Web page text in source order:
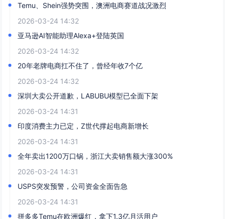
Temu、Shein强势突围，澳洲电商赛道战况激烈
2026-03-24 14:32
亚马逊AI智能助理Alexa+登陆英国
2026-03-24 14:32
20年老牌电商扛不住了，曾经年收7个亿
2026-03-24 14:32
深圳大卖公开道歉，LABUBU模型已全面下架
2026-03-24 14:31
印度消费主力已定，Z世代撑起电商新增长
2026-03-24 14:31
全年卖出1200万口锅，浙江大卖销售额大涨300%
2026-03-24 14:31
USPS突发预警，公司资金全面告急
2026-03-24 14:31
拼多多Temu在欧洲爆红，拿下1.3亿月活用户